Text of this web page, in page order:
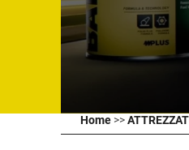
Home>>